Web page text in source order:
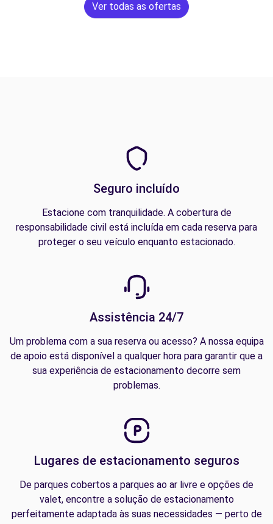
Ver todas as ofertas
Seguro incluído
Estacione com tranquilidade. A cobertura de
responsabilidade civil está incluída em cada reserva para
proteger o seu veículo enquanto estacionado.
Assistência 24/7
Um problema com a sua reserva ou acesso? A nossa equipa
de apoio está disponível a qualquer hora para garantir que a
sua experiência de estacionamento decorre sem
problemas.
Lugares de estacionamento seguros
De parques cobertos a parques ao ar livre e opções de
valet, encontre a solução de estacionamento
perfeitamente adaptada às suas necessidades — perto de